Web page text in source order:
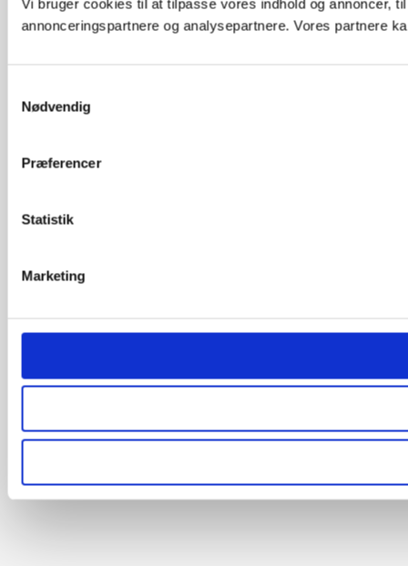
Vi bruger cookies til at tilpasse vores indhold og annoncer,
annonceringspartnere og analysepartnere. Vores partnere
Nødvendig
Præferencer
Statistik
Marketing